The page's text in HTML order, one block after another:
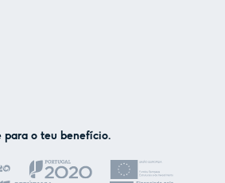
para o teu benefício.
usamos cookies ou